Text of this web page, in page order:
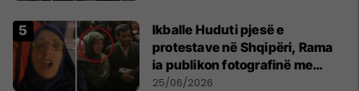
Ikballe Huduti pjesë e
protestave në Shqipëri, Rama
ia publikon fotografinë me
Ahmadinejadin e Iranit
25/06/2026